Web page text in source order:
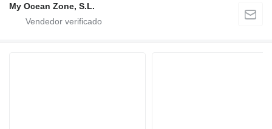
My Ocean Zone, S.L.